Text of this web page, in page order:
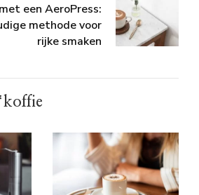
een AeroPress:
methode voor
rijke smaken